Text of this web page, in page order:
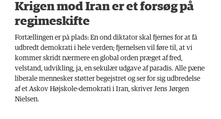
KALENDER
BLOGS
DEBAT
LÆSER
TIL
LÆSER
Krigen mod Iran er et forsøg på
regimeskifte
Fortællingen er på plads: En ond diktator skal fjernes for at få
udbredt demokrati i hele verden; fjernelsen vil føre til, at vi
kommer skridt nærmere en global orden præget af fred,
velstand, udvikling, ja, en sekulær udgave af paradis. Alle pæne
liberale mennesker støtter begejstret og ser for sig udbredelse
af et Askov Højskole-demokrati i Iran, skriver Jens Jørgen
Nielsen.